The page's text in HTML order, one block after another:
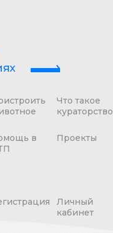
Что такое
кураторство
в
Проекты
Личный
кабинет